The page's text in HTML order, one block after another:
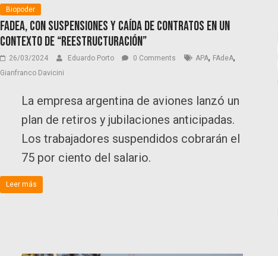
Biopoder
FAdeA, con suspensiones y caída de contratos en un
contexto de “reestructuración”
26/03/2024 Eduardo Porto 0 Comments APA, FAdeA,
Gianfranco Davicini
La empresa argentina de aviones lanzó un
plan de retiros y jubilaciones anticipadas.
Los trabajadores suspendidos cobrarán el
75 por ciento del salario.
Leer más